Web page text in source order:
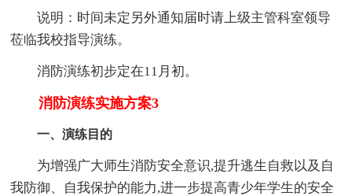
说明：时间未定另外通知届时请上级主管科室领导
莅临我校指导演练。
消防演练初步定在11月初。
消防演练实施方案3
一、演练目的
为增强广大师生消防安全意识,提升逃生自救以及自
我防御、自我保护的能力,进一步提高青少年学生的安全